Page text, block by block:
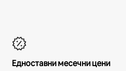
Едноставни месечни цени